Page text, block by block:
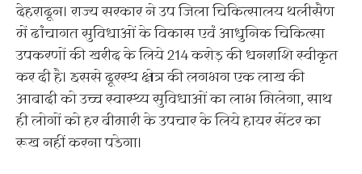
देहरादून। राज्य सरकार ने उप जिला चिकित्सालय थलीसैण
में ढांचागत सुविधाओं के विकास एवं आधुनिक चिकित्सा
उपकरणों की खरीद के लिये 214 करोड़ की धनराशि स्वीकृत
कर दी है। इससे दूरस्थ क्षेत्र की लगभग एक लाख की
आबादी को उच्च स्वास्थ्य सुविधाओं का लाभ मिलेगा, साथ
ही लोगों को हर बीमारी के उपचार के लिये हायर सेंटर का
रूख नहीं करना पडेगा।